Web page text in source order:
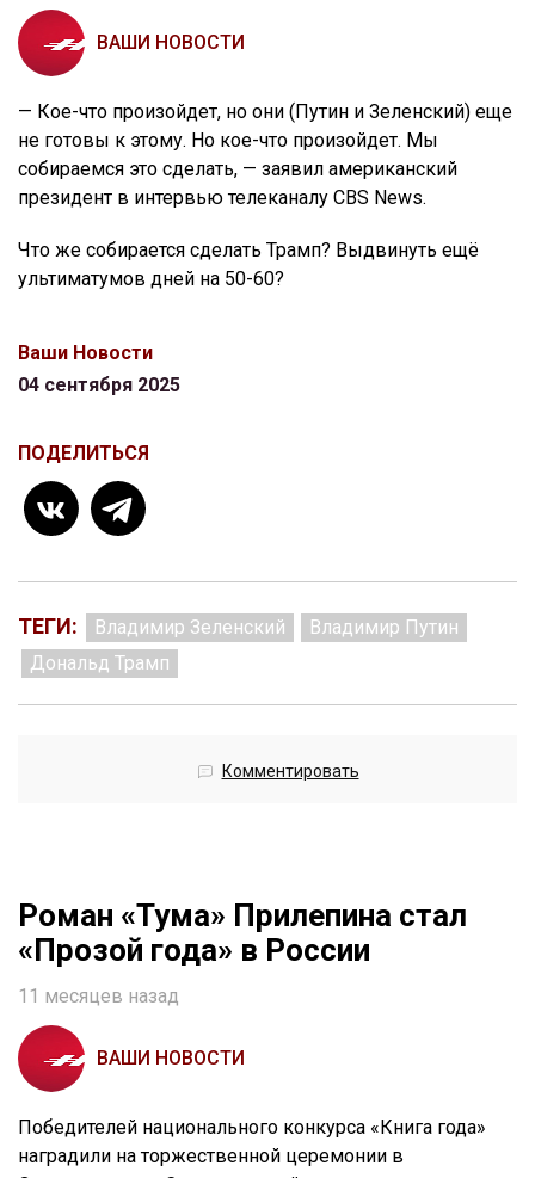
ВАШИ НОВОСТИ
— Кое-что произойдет, но они (Путин и Зеленский) еще
не готовы к этому. Но кое-что произойдет. Мы
собираемся это сделать, — заявил американский
президент в интервью телеканалу CBS News.
Что же собирается сделать Трамп? Выдвинуть ещё
ультиматумов дней на 50-60?
Ваши Новости
04 сентября 2025
ПОДЕЛИТЬСЯ
ТЕГИ: Владимир Зеленский
Владимир Путин
Дональд Трамп
Комментировать
Роман «Тума» Прилепина стал
«Прозой года» в России
11 месяцев назад
ВАШИ НОВОСТИ
Победителей национального конкурса «Книга года»
наградили на торжественной церемонии в